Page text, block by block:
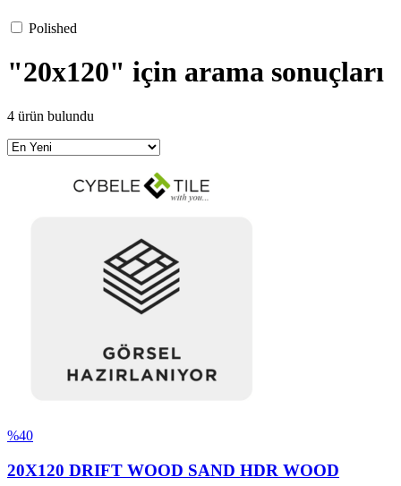
Polished
"20x120" için arama sonuçları
4 ürün bulundu
%40
20X120 DRIFT WOOD SAND HDR WOOD